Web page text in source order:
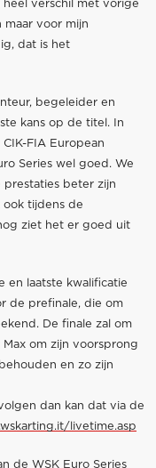
verschil met vorige
maar voor mijn
dat is het
begeleider en
kans op de titel. In
FIA European
Series wel goed. We
prestaties beter zijn
ook tijdens de
ziet het er goed uit
en laatste kwalificatie
de prefinale, die om
De finale zal om
om zijn voorsprong
en zo zijn
dan kan dat via de
livetime.asp
de WSK Euro Series